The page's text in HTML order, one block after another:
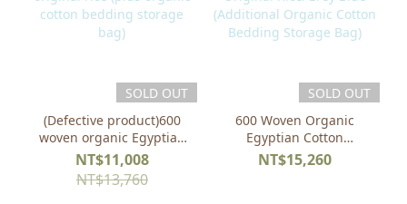
SOLD OUT
(Defective product)600
woven organic Egyptian
cotton bedding duo-
original rice (plus
organic cotton bedding
NT$11,008
NT$13,760
SOLD OUT
600 Woven Organic
Egyptian Cotton
Bedding Double Large
Group-Original
NT$15,260